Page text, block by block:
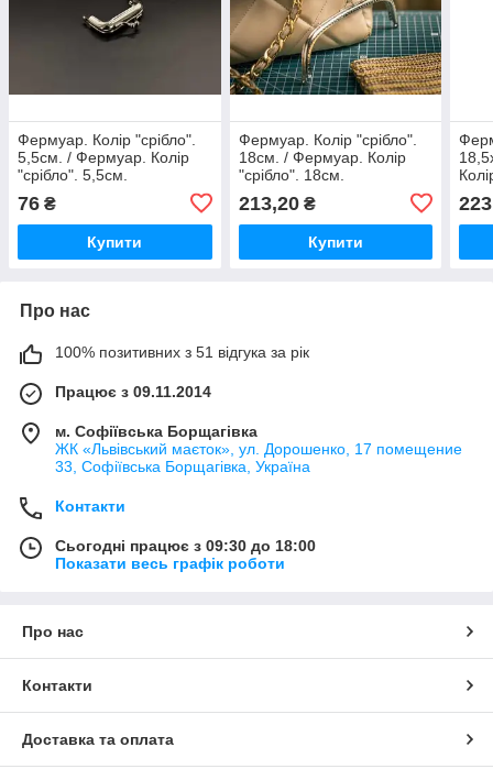
Фермуар. Колір "срібло".
5,5см. / Фермуар. Колір
"срібло". 5,5см.
76 ₴
Купити
Фермуар. Колір "срібло".
18см. / Фермуар. Колір
"срібло". 18см.
213,20₴
Купити
Про нас
100% позитивних з 51 відгука за рік
Працює з 09.11.2014
м. Софіївська Борщагівка
ЖК «Львівський маєток», ул. Дорошенко, 17 помещение
33, Софіївська Борщагівка, Україна
Контакти
Сьогодні працює з 09:30 до 18:00
Показати весь графік роботи
Про нас
Контакти
Доставка та оплата